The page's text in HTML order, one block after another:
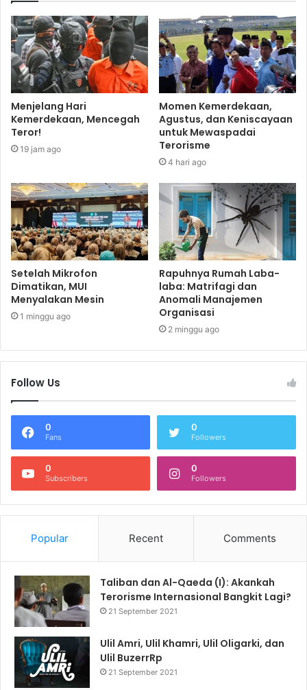
Menjelang Hari
Kemerdekaan, Mencegah
Teror!
19 jam ago
Momen Kemerdekaan,
Agustus, dan Keniscayaan
untuk Mewaspadai
Terorisme
4 hari ago
Setelah Mikrofon
Dimatikan, MUI
Menyalakan Mesin
1 minggu ago
Rapuhnya Rumah Laba-
laba: Matrifagi dan
Anomali Manajemen
Organisasi
2 minggu ago
Follow Us
0
Fans
0
Followers
0
Subscribers
0
Followers
Popular Recent Comments
Taliban dan Al-Qaeda (I): Akankah
Terorisme Internasional Bangkit Lagi?
21 September 2021
Ulil Amri, Ulil Khamri, Ulil Oligarki, dan
Ulil BuzerrRp
21 September 2021